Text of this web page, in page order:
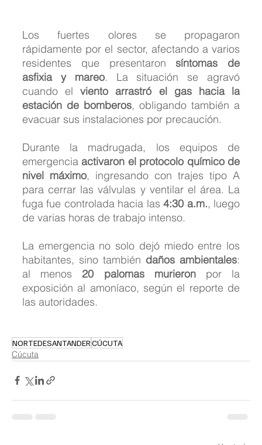
Los fuertes olores se propagaron
rápidamente por el sector, afectando a varios
residentes que presentaron síntomas de
asfixia y mareo. La situación se agravó
cuando el viento arrastró el gas hacia la
estación de bomberos, obligando también a
evacuar sus instalaciones por precaución.
Durante la madrugada, los equipos de
emergencia activaron el protocolo químico de
nivel máximo, ingresando con trajes tipo A
para cerrar las válvulas y ventilar el área. La
fuga fue controlada hacia las 4:30 a.m., luego
de varias horas de trabajo intenso.
La emergencia no solo dejó miedo entre los
habitantes, sino también daños ambientales:
al menos 20 palomas murieron por la
exposición al amoníaco, según el reporte de
las autoridades.
NORTEDESANTANDERCÚCUTA
Cúcuta